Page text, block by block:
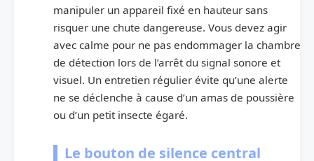
manipuler un appareil fixé en hauteur sans
risquer une chute dangereuse. Vous devez agir
avec calme pour ne pas endommager la chambre
de détection lors de l’arrêt du signal sonore et
visuel. Un entretien régulier évite qu’une alerte
ne se déclenche à cause d’un amas de poussière
ou d’un petit insecte égaré.
Le bouton de silence central